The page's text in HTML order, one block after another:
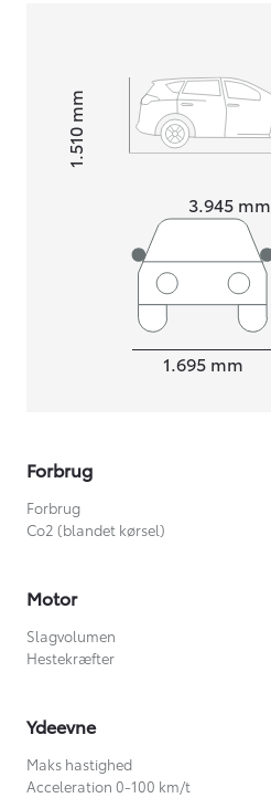
3.945 mm
Højt1.510
mm
1.695 mm
Forbrug
Forbrug
Co2 (blandet kørsel)
Motor
Slagvolumen
Hestekræfter
Ydeevne
Maks hastighed
Acceleration 0-100 km/t